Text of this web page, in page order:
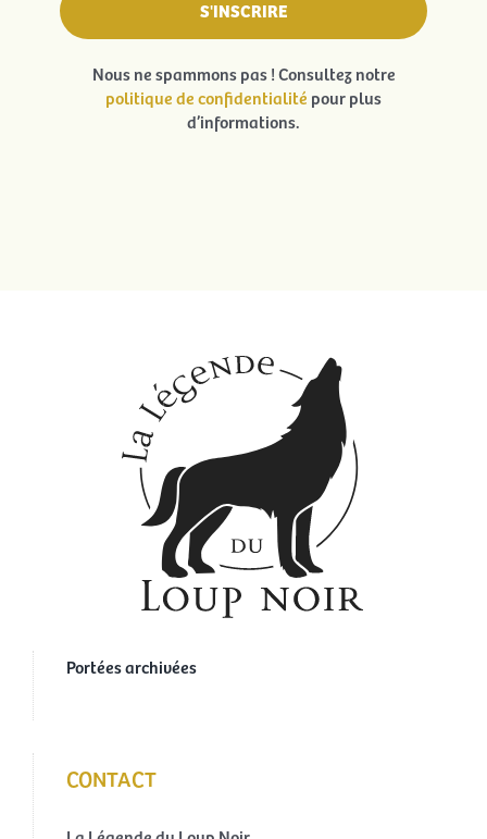
Nous ne spammons pas ! Consultez notre
politique de confidentialité pour plus
d’informations.
Portées archivées
CONTACT